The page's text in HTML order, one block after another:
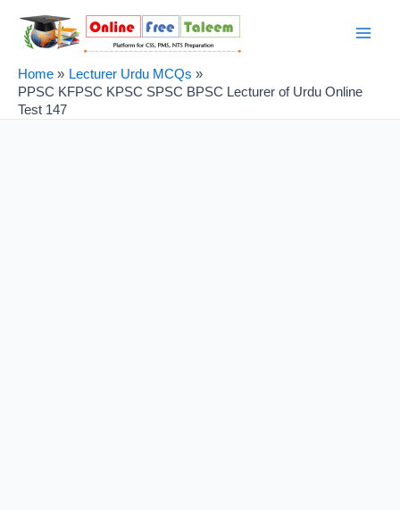
content
Home
Lecturer Urdu MCQs
PPSC KFPSC KPSC SPSC BPSC Lecturer of Urdu Online
Test 147
navigation